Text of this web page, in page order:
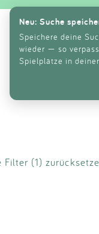
Neu: Suche
Speichere deine
wieder — so
Spielplätze in
Filter (1)